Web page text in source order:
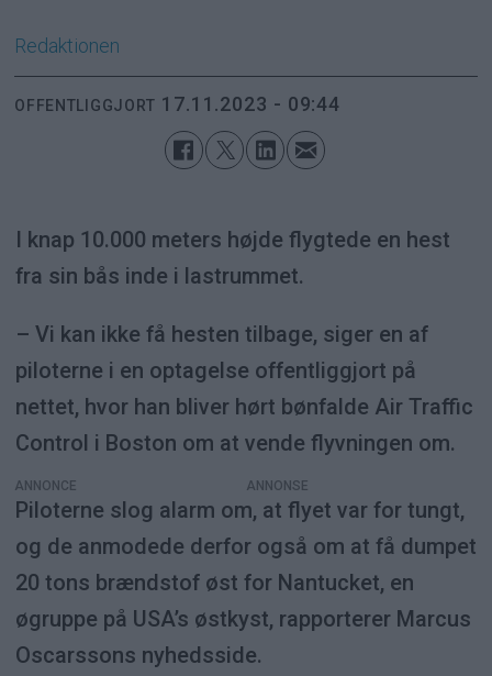
Redaktionen
OFFENTLIGGJORT 17.11.2023 - 09:44
I knap 10.000 meters højde flygtede en hest
fra sin bås inde i lastrummet.
– Vi kan ikke få hesten tilbage, siger en af
piloterne i en optagelse offentliggjort på
nettet, hvor han bliver hørt bønfalde Air Traffic
Control i Boston om at vende flyvningen om.
ANNONCE
Piloterne slog alarm om, at flyet var for tungt,
og de anmodede derfor også om at få dumpet
20 tons brændstof øst for Nantucket, en
øgruppe på USA’s østkyst, rapporterer Marcus
Oscarssons nyhedsside.